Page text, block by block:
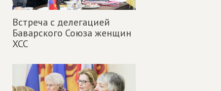
Встреча с делегацией
Баварского Союза женщин
ХСС